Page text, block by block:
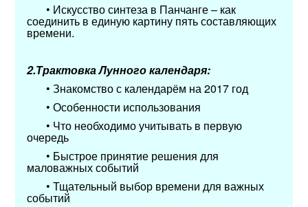
• Искусство синтеза в Панчанге – как
соединить в единую картину пять составляющих
времени.
2.Трактовка Лунного календаря:
• Знакомство с календарём на 2017 год
• Особенности использования
• Что необходимо учитывать в первую
очередь
• Быстрое принятие решения для
маловажных событий
• Тщательный выбор времени для важных
событий